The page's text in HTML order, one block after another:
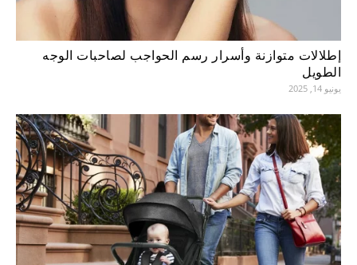
إطلالات متوازنة وأسرار رسم الحواجب لصاحبات الوجه
الطويل
يونيو 14, 2025